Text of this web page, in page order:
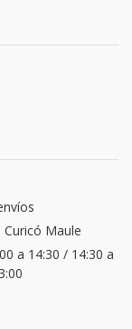
Maule
a 14:30 / 14:30 a